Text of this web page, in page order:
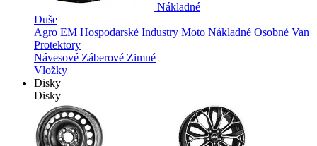
Nákladné
Duše
Agro EM Hospodarské Industry Moto Nákladné Osobné Van
Protektory
Návesové Záberové Zimné
Vložky
Disky
Disky